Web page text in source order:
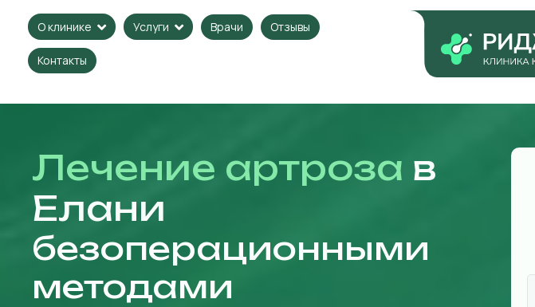
О клинике Услуги Врачи Отзывы
Контакты
Лечение артроза в
Елани
безоперационными
методами